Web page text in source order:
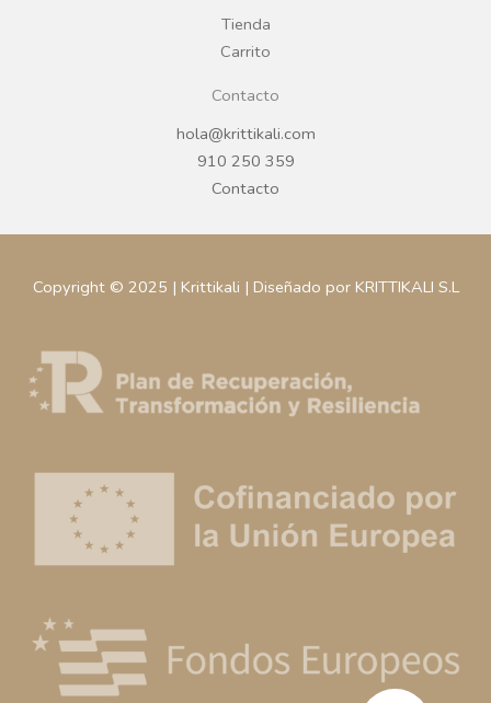
Tienda
Carrito
Contacto
hola@krittikali.com
910 250 359
Contacto
Copyright © 2025 | Krittikali | Diseñado por KRITTIKALI S.L